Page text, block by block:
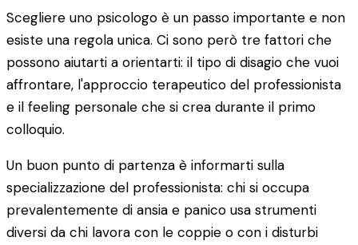
Scegliere uno psicologo è un passo importante e non
esiste una regola unica. Ci sono però tre fattori che
possono aiutarti a orientarti: il tipo di disagio che vuoi
affrontare, l'approccio terapeutico del professionista
e il feeling personale che si crea durante il primo
colloquio.
Un buon punto di partenza è informarti sulla
specializzazione del professionista: chi si occupa
prevalentemente di ansia e panico usa strumenti
diversi da chi lavora con le coppie o con i disturbi